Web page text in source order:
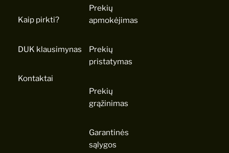
Kaip pirkti?
DUK klausimynas
Kontaktai
Prekių
apmokėjimas
Prekių
pristatymas
Prekių
grąžinimas
Garantinės
sąlygos